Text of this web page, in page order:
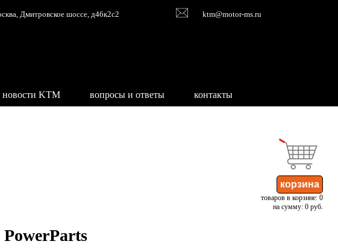
Дмитровское шоссе, д46к2с2 ktm@motor-ms.ru
новости KTM вопросы и ответы контакты
товаров в корзине: 0
на сумму: 0 руб.